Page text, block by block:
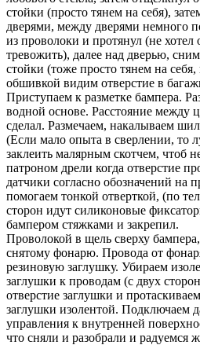
стойки (просто тянем на себя),
дверями, между дверями немного
из проволоки и протянул (не
тревожить), далее над дверью,
стойки (тоже просто тянем на
обшивкой видим отверстие в
Приступаем к разметке бампера.
водной основе. Расстояние между
сделал. Размечаем, накалываем
(Если мало опыта в сверлении, то
заклеить малярным скотчем, чтоб
патроном дрели когда отверстие
датчики согласно обозначений на
помогаем тонкой отверткой, (по
сторон идут силиконовые
бампером стяжками и закрепил.
Проволокой в щель сверху
снятому фонарю. Провода от
резиновую заглушку. Убираем
заглушки к проводам (с двух
отверстие заглушки и
заглушки изолентой. Подключаем
управления к внутренней
что сняли и разобрали и радуемся